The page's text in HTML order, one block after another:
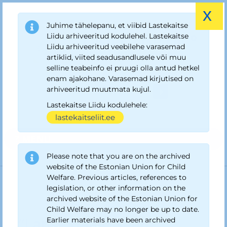
Arhiiv Lastekaitse Liit ›Uudised ja teated›“Lapse hääl!” saab
x
Juhime tähelepanu, et viibid Lastekaitse
Liidu arhiveeritud kodulehel. Lastekaitse
Liidu arhiveeritud veebilehe varasemad
artiklid, viited seadusandlusele või muu
selline teabeinfo ei pruugi olla antud hetkel
enam ajakohane. Varasemad kirjutised on
arhiveeritud muutmata kujul.
Lastekaitse Liidu kodulehele:
lastekaitseliit.ee
Please note that you are on the archived
website of the Estonian Union for Child
Welfare. Previous articles, references to
legislation, or other information on the
archived website of the Estonian Union for
Child Welfare may no longer be up to date.
Earlier materials have been archived